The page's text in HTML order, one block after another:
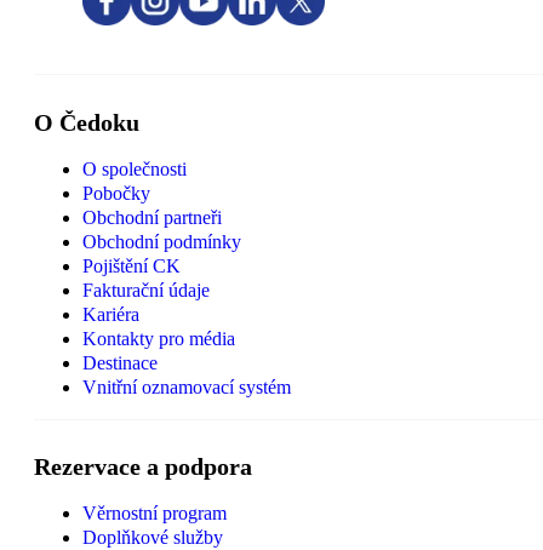
O Čedoku
O společnosti
Pobočky
Obchodní partneři
Obchodní podmínky
Pojištění CK
Fakturační údaje
Kariéra
Kontakty pro média
Destinace
Vnitřní oznamovací systém
Rezervace a podpora
Věrnostní program
Doplňkové služby